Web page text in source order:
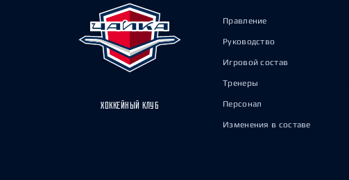
ХОККЕЙНЫЙ КЛУБ
Правление
Руководство
Игровой состав
Тренеры
Персонал
Изменения в составе